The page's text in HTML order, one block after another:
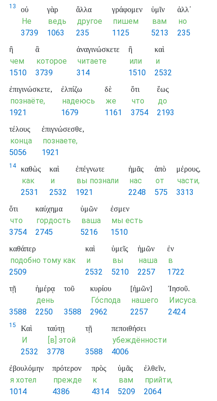
13 οὐ
Не
3739
γὰρ
ведь
1063
ἄλλα
другое
235
γράφομεν
пишем
1125
ὑμῖν
вам
5213
ἀλλ᾽
но
235
ἢ
чем
1510
ἃ
которое
3739
ἀναγινώσκετε
читаете
314
ἢ
или
1510
καὶ
и
2532
ἐπιγινώσκετε,
познаёте,
1921
ἐλπίζω
надеюсь
1679
δὲ
же
1161
ὅτι
что
3754
ἕως
до
2193
τέλους
конца
5056
ἐπιγνώσεσθε,
познаете,
1921
14 καθὼς
как
2531
καὶ
и
2532
ἐπέγνωτε
вы познали
1921
ἡμᾶς
нас
2248
ἀπὸ
от
575
μέρους,
части,
3313
ὅτι
что
3754
καύχημα
гордость
2745
ὑμῶν
ваша
5216
ἐσμεν
мы есть
1510
καθάπερ
подобно тому как
2509
καὶ
и
2532
ὑμεῖς
вы
5210
ἡμῶν
наша
2257
ἐν
в
1722
τῇ
3588
ἡμέρᾳ
день
2250
τοῦ
3588
κυρίου
Го́спода
2962
[ἡμῶν]
нашего
2257
Ἰησοῦ.
Иисуса.
2424
15 Καὶ
И
2532
ταύτῃ
[в] этой
3778
τῇ
3588
πεποιθήσει
убеждённости
4006
ἐβουλόμην
я хотел
1014
πρότερον
прежде
4386
πρὸς
к
4314
ὑμᾶς
вам
5209
ἐλθεῖν,
прийти,
2064